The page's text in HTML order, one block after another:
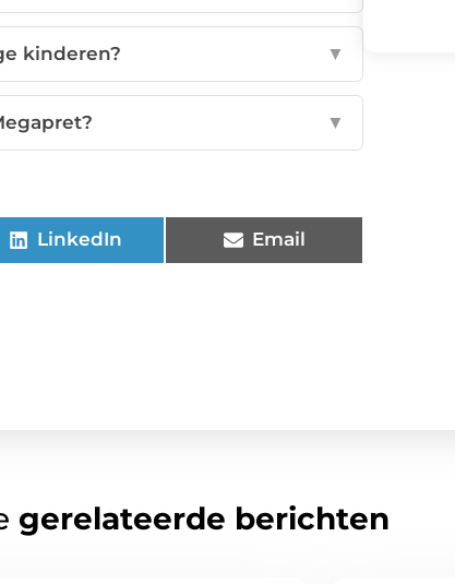
kinderen? ▼
▼
LinkedIn Email
gerelateerde berichten